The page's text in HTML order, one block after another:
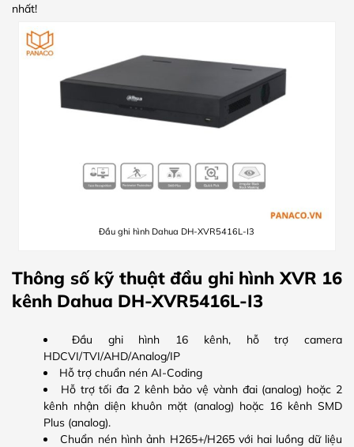
nhất!
Đầu ghi hình Dahua DH-XVR5416L-I3
Thông số kỹ thuật đầu ghi hình XVR 16
kênh Dahua DH-XVR5416L-I3
Đầu ghi hình 16 kênh, hỗ trợ camera
HDCVI/TVI/AHD/Analog/IP
Hỗ trợ chuẩn nén AI-Coding
Hỗ trợ tối đa 2 kênh bảo vệ vành đai (analog) hoặc 2
kênh nhận diện khuôn mặt (analog) hoặc 16 kênh SMD
Plus (analog).
Chuẩn nén hình ảnh H265+/H265 với hai luồng dữ liệu